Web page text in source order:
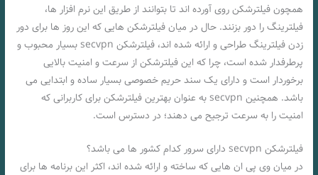
همچون فیلترشکن روی آورده اند تا بتوانند از طریق این نرم افزار ها،
فیلترینگ را دور بزنند. حال در میان فیلترشکن هایی که این روز ها برای دور
زدن فیلترینگ طراحی و ارائه شده اند، فیلترشکن secvpn بسیار محبوب و
پرطرفدار شده است، چرا که این فیلترشکن از سرعت و امنیت بالایی
برخوردار است و دارای یک سند حریم خصوصی بسیار ساده و ابتدایی می
باشد. همچنین secvpn به عنوان بهترین فیلترشکن برای کاربرانی که
امنیت را به سرعت ترجیح می دهند؛ در دسترس است.
فیلترشکن secvpn دارای سرور کدام کشور ها می باشد؟
در میان وی پی ان هایی که ساخته و ارائه شده اند، اکثر این برنامه ها برای